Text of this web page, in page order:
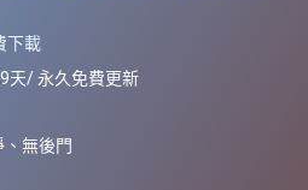
下載
天/ 永久免費更新
無後門